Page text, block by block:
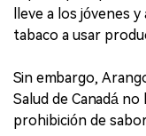
lleve a los jóvenes
tabaco a usar
Sin embargo,
Salud de Canadá
prohibición de